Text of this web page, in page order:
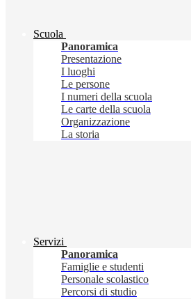
Scuola
Panoramica
Presentazione
I luoghi
Le persone
I numeri della scuola
Le carte della scuola
Organizzazione
La storia
Servizi
Panoramica
Famiglie e studenti
Personale scolastico
Percorsi di studio